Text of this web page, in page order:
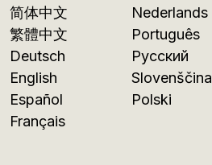
简体中文
繁體中文
Deutsch
English
Español
Français
Nederlands
Português
Русский
Slovenščina
Polski